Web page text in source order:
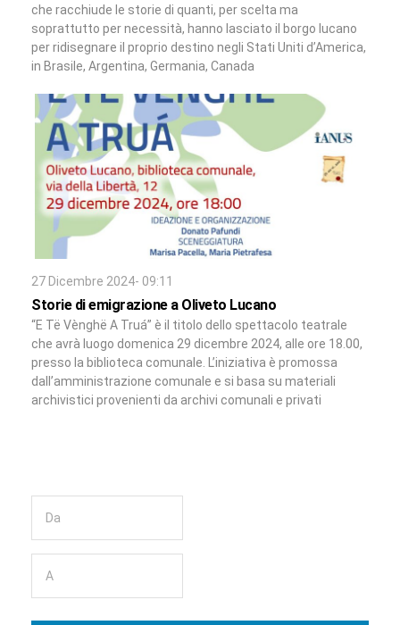
che racchiude le storie di quanti, per scelta ma
soprattutto per necessità, hanno lasciato il borgo lucano
per ridisegnare il proprio destino negli Stati Uniti d’America,
in Brasile, Argentina, Germania, Canada
27 Dicembre 2024- 09:11
Storie di emigrazione a Oliveto Lucano
“E Të Vènghë A Truá” è il titolo dello spettacolo teatrale
che avrà luogo domenica 29 dicembre 2024, alle ore 18.00,
presso la biblioteca comunale. L’iniziativa è promossa
dall’amministrazione comunale e si basa su materiali
archivistici provenienti da archivi comunali e privati